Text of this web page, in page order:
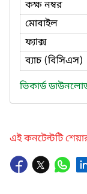
কক্ষ নম্বর
মোবাইল
ফ্যাক্স
ব্যাচ (বিসিএস)
ভিকার্ড
এই কনটেন্টটি